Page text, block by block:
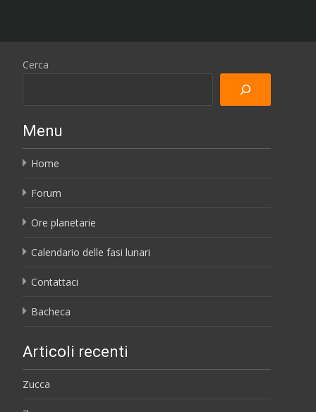
Cerca
Menu
Home
Forum
Ore planetarie
Calendario delle fasi lunari
Contattaci
Bacheca
Articoli recenti
Zucca